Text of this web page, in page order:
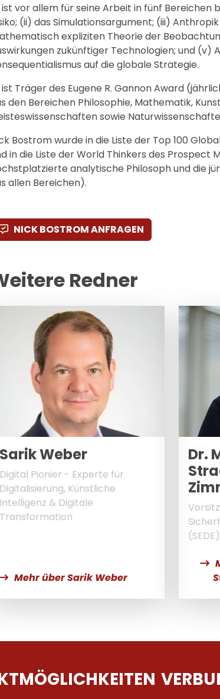
ist vor allem für seine Arbeit in fünf Bereichen
(ii) das Simulationsargument; (iii)
expliziten Theorie der
zukünftiger Technologien; und (v)
auf die globale Strategie.
ist Träger des Eugene R. Gannon Award
den Bereichen Philosophie, Mathematik,
sowie
Bostrom wurde in die Liste der Top 100
in die Liste der World Thinkers des Prospect
analytische Philosoph und die
allen Bereichen).
NICK BOSTROM ANFRAGEN
Redner
Sarik Weber
Digital Pionier - Experte für
Digitalisierung, Künstliche
Intelligenz & Digitale
Transformation
Mehr über Sarik Weber
Dr.